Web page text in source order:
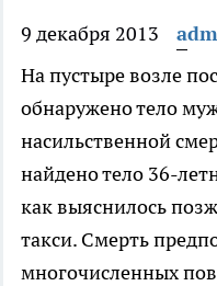
9 декабря 2013
На пустыре возле
обнаружено тело
насильственной
найдено тело 36-
как выяснилось
такси. Смерть
многочисленных